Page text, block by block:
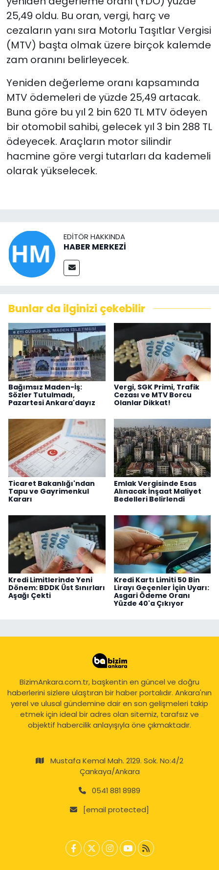
25,49 oldu. Bu oran, vergi, harç ve
cezaların yanı sıra Motorlu Taşıtlar Vergisi
(MTV) başta olmak üzere birçok kalemde
zam oranını belirleyecek.
Yeniden değerleme oranı kapsamında
MTV ödemeleri de yüzde 25,49 artacak.
Buna göre bu yıl 2 bin 620 TL MTV ödeyen
bir otomobil sahibi, gelecek yıl 3 bin 288 TL
ödeyecek. Araçların motor silindir
hacmine göre vergi tutarları da kademeli
olarak yükselecek.
EDITÖR HAKKINDA
HABER MERKEZİ
Bunlar da ilginizi çekebilir
Bağımsız Maden-İş:
Sözler Tutulmadı,
Pazartesi Ankara'dayız
Vergi, SGK Primi, Trafik
Cezası ve MTV Borcu
Olanlar Dikkat!
Ticaret Bakanlığı'ndan
Tapu ve Gayrimenkul
Kararı
Emlak Vergisinde Esas
Alınacak İnşaat Maliyet
Bedelleri Belirlendi
Kredi Limitlerinde Yeni
Dönem: BDDK Üst Sınırları
Aşağı Çekti
Kredi Kartı Limiti 50 Bin
Lirayı Geçenler İçin Uyarı:
Asgari Ödeme Oranı
Yüzde 40'a Çıkıyor
BizimAnkara.com.tr, başkentin en güncel ve doğru
haberlerini sizlere ulaştıran bir haber portalıdır. Ankara'nın
yerel ve ulusal gündemine dair en son gelişmeleri takip
etmek için ideal bir adres olan sitemiz, tarafsız ve
objektif habercilik anlayışıyla öne çıkmaktadır.
Mustafa Kemal Mah. 2129. Sok. No:4/2
Çankaya/Ankara
0541 881 8989
[email protected]